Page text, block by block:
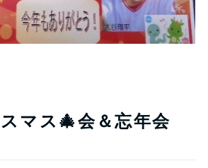
マス🎄会＆忘年会